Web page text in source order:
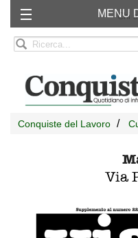
Chi
MENU
Conquiste del Lavoro
Via